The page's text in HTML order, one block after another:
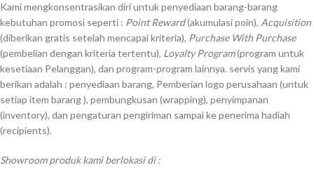
Kami mengkonsentrasikan diri untuk penyediaan barang-barang
kebutuhan promosi seperti : Point Reward(akumulasi poin), Acquisition
(diberikan gratis setelah mencapai kriteria), Purchase With Purchase
(pembelian dengan kriteria tertentu), Loyalty Program(program untuk
kesetiaan Pelanggan), dan program-program lainnya. servis yang kami
berikan adalah : penyediaan barang, Pemberian logo perusahaan (untuk
setiap item barang ), pembungkusan (wrapping), penyimpanan
(inventory), dan pengaturan pengiriman sampai ke penerima hadiah
(recipients).
Showroom produk kami berlokasi di :